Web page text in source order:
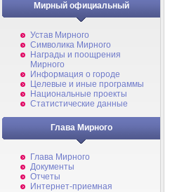
Мирный официальный
Устав Мирного
Символика Мирного
Награды и поощрения
Мирного
Информация о городе
Целевые и иные программы
Национальные проекты
Статистические данные
Глава Мирного
Глава Мирного
Документы
Отчеты
Интернет-приемная